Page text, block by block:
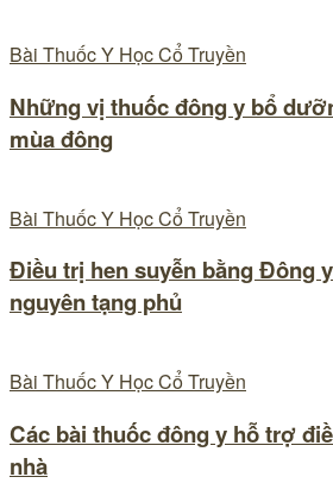
Bài Thuốc Y Học Cổ Truyền
Những vị thuốc đông y bổ
mùa đông
Bài Thuốc Y Học Cổ Truyền
Điều trị hen suyễn bằng Đông
nguyên tạng phủ
Bài Thuốc Y Học Cổ Truyền
Các bài thuốc đông y hỗ trợ
nhà